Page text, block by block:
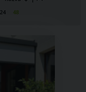
24 48